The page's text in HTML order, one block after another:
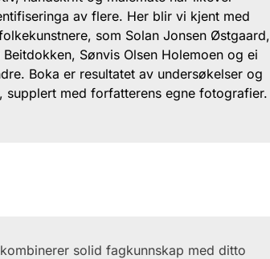
av flere. Her blir vi kjent med
som Solan Jonsen Østgaard,
Beitdokken, Sønvis Olsen Holemoen og ei
Boka er resultatet av undersøkelser og
supplert med forfatterens egne fotografier.
solid fagkunnskap med ditto